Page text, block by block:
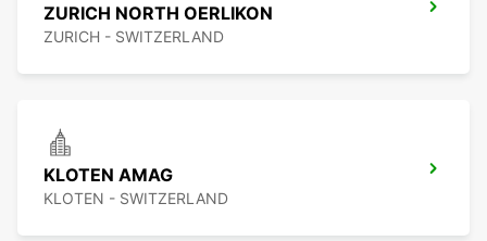
ZURICH NORTH OERLIKON
ZURICH - SWITZERLAND
KLOTEN AMAG
KLOTEN - SWITZERLAND